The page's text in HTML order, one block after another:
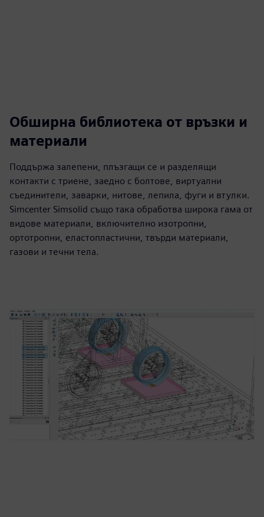
Обширна библиотека от връзки и
материали
Поддържа залепени, плъзгащи се и разделящи
контакти с триене, заедно с болтове, виртуални
съединители, заварки, нитове, лепила, фуги и втулки.
Simcenter Simsolid също така обработва широка гама от
видове материали, включително изотропни,
ортотропни, еластопластични, твърди материали,
газови и течни тела.